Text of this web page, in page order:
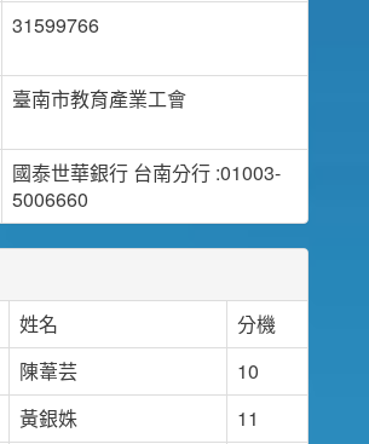
31599766
臺南市教育產業工會
國泰世華銀行 台南分行 :01003-
5006660
姓名
分機
陳葦芸
10
黃銀姝
11